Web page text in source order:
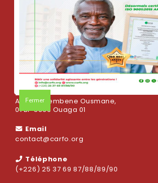
Fermer
CARFO, bâtir une solidarité agissante
Adresse
Avenue Sembene Ousmane,
01 BP 5569 Ouaga 01
Email
contact@carfo.org
Téléphone
(+226) 25 37 69 87/88/89/90